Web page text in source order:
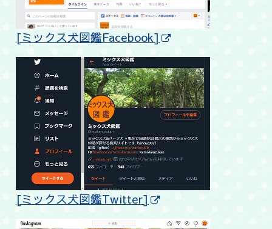
[ミックス犬図鑑Facebook]
[ミックス犬図鑑Twitter]